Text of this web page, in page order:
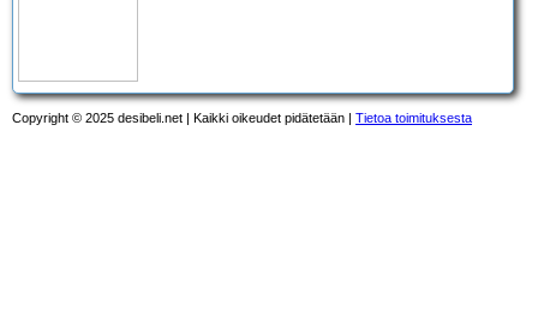
Copyright © 2025 desibeli.net | Kaikki oikeudet pidätetään | Tietoa toimituksesta